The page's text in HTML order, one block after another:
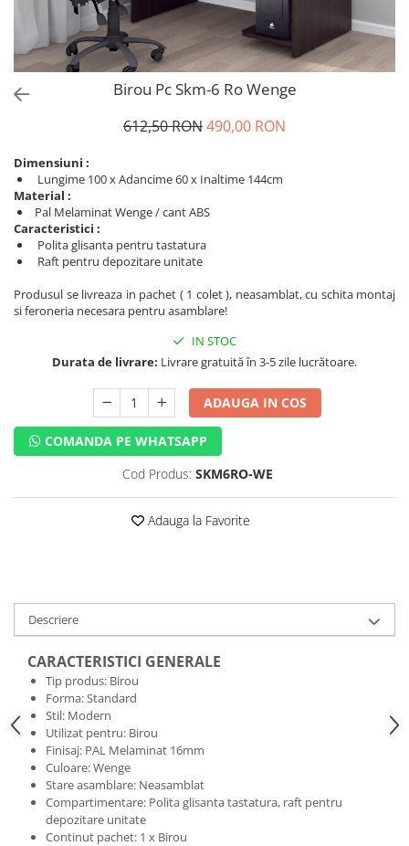
Birou Pc Skm-6 Ro Wenge
612,50 RON490,00 RON
Dimensiuni :
Lungime 100 x Adancime 60 x Inaltime 144cm
Material :
Pal Melaminat Wenge / cant ABS
Caracteristici :
Polita glisanta pentru tastatura
Raft pentru depozitare unitate
Produsul se livreaza in pachet ( 1 colet ), neasamblat, cu schita montaj
si feroneria necesara pentru asamblare!
IN STOC
Durata de livrare: Livrare gratuită în 3-5 zile lucrătoare.
ADAUGA IN COS
COMANDA PE WHATSAPP
Cod Produs: SKM6RO-WE
Adauga la Favorite
Descriere
CARACTERISTICI GENERALE
Tip produs: Birou
Forma: Standard
Stil: Modern
Utilizat pentru: Birou
Finisaj: PAL Melaminat 16mm
Culoare: Wenge
Stare asamblare: Neasamblat
Compartimentare: Polita glisanta tastatura, raft pentru
depozitare unitate
Continut pachet: 1 x Birou